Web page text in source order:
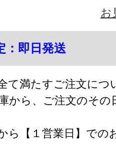
お
：即日発送
満たすご注文につ
から、ご注文のそ
ら【１営業日】での